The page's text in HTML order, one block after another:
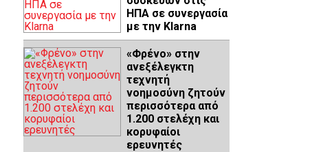
ΗΠΑ σε συνεργασία
με την Klarna
«Φρένο» στην
ανεξέλεγκτη
τεχνητή
νοημοσύνη ζητούν
περισσότερα από
1.200 στελέχη και
κορυφαίοι
ερευνητές